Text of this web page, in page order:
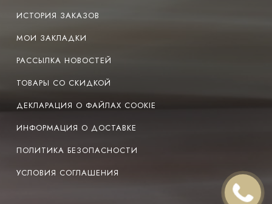
ИСТОРИЯ ЗАКАЗОВ
МОИ ЗАКЛАДКИ
РАССЫЛКА НОВОСТЕЙ
ТОВАРЫ СО СКИДКОЙ
ДЕКЛАРАЦИЯ О ФАЙЛАХ COOKIE
ИНФОРМАЦИЯ О ДОСТАВКЕ
ПОЛИТИКА БЕЗОПАСНОСТИ
УСЛОВИЯ СОГЛАШЕНИЯ